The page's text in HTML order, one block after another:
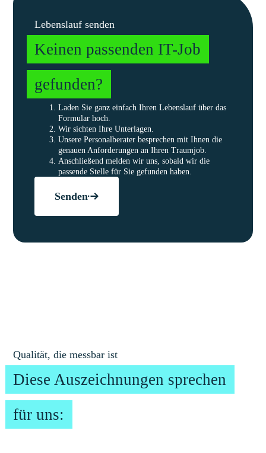
Lebenslauf senden
Keinen passenden IT-Job
gefunden?
Laden Sie ganz einfach Ihren Lebenslauf über das
Formular hoch.
Wir sichten Ihre Unterlagen.
Unsere Personalberater besprechen mit Ihnen die
genauen Anforderungen an Ihren Traumjob.
Anschließend melden wir uns, sobald wir die
passende Stelle für Sie gefunden haben.
Senden
Qualität, die messbar ist
Diese Auszeichnungen sprechen
für uns: